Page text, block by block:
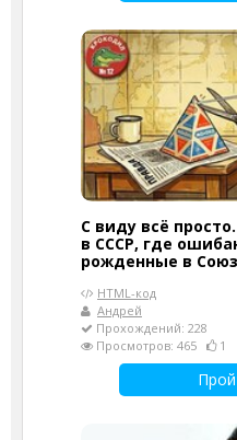
С виду всё
в СССР, где
рожденные в
HTML-код
Андрей
Прохождений: 228
Просмотров: 465
1